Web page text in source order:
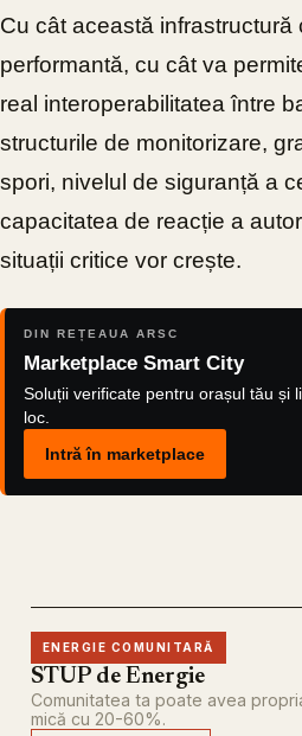
Cu cât această infrastructură
performantă, cu cât va
real interoperabilitatea între
structurile de monitorizare,
spori, nivelul de siguranță a
capacitatea de reacție a
situații critice vor crește.
DIN REȚEAUA ARSC
Marketplace Smart City
Soluții verificate pentru orașul tău și
loc.
Intră în marketplace
ENERGIE COMUNITARĂ
STUP de Energie
Comunitatea ta poate avea
mică cu 20-60%.